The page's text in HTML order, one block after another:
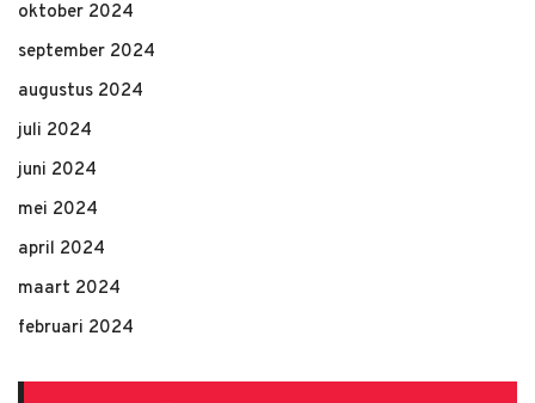
oktober 2024
september 2024
augustus 2024
juli 2024
juni 2024
mei 2024
april 2024
maart 2024
februari 2024